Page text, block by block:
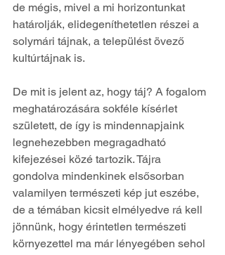
de mégis, mivel a mi horizontunkat
határolják, elidegeníthetetlen részei a
solymári tájnak, a települést övező
kultúrtájnak is.
De mit is jelent az, hogy táj? A fogalom
meghatározására sokféle kísérlet
született, de így is mindennapjaink
legnehezebben megragadható
kifejezései közé tartozik. Tájra
gondolva mindenkinek elsősorban
valamilyen természeti kép jut eszébe,
de a témában kicsit elmélyedve rá kell
jönnünk, hogy érintetlen természeti
környezettel ma már lényegében sehol